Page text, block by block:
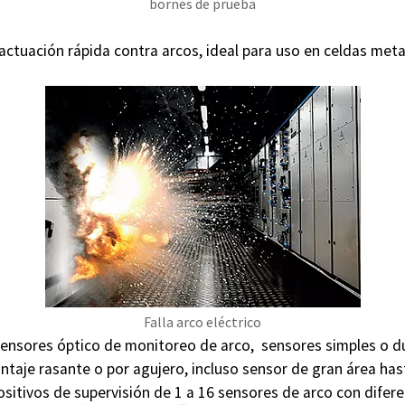
bornes de prueba
rápida contra arcos, ideal para uso en celdas
Falla arco eléctrico
óptico de monitoreo de arco, sensores simples o
rasante o por agujero, incluso sensor de gran área
de supervisión de 1 a 16 sensores de arco con